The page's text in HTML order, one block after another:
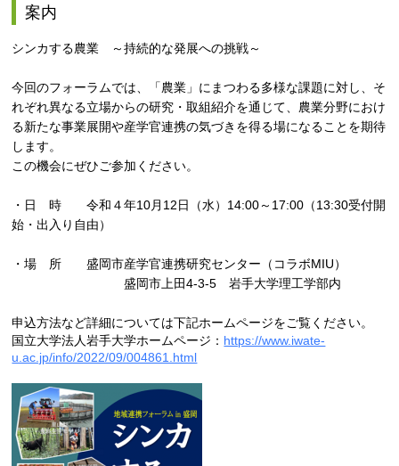
案内
シンカする農業 ～持続的な発展への挑戦～
今回のフォーラムでは、「農業」にまつわる多様な課題に対し、そ
れぞれ異なる立場からの研究・取組紹介を通じて、農業分野におけ
る新たな事業展開や産学官連携の気づきを得る場になることを期待
します。
この機会にぜひご参加ください。
・日 時 令和４年10月12日（水）14:00～17:00（13:30受付開
始・出入り自由）
・場 所 盛岡市産学官連携研究センター（コラボMIU）
盛岡市上田4-3-5 岩手大学理工学部内
申込方法など詳細については下記ホームページをご覧ください。
国立大学法人岩手大学ホームページ： https://www.iwate-
u.ac.jp/info/2022/09/004861.html